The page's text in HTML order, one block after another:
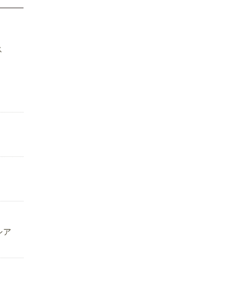
ア